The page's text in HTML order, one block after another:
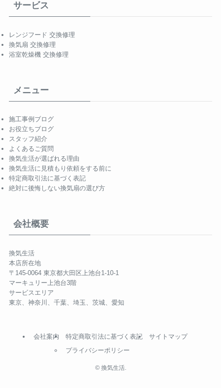
サービス
レンジフード 交換修理
換気扇 交換修理
浴室乾燥機 交換修理
メニュー
施工事例ブログ
お役立ちブログ
スタッフ紹介
よくあるご質問
換気生活が選ばれる理由
換気生活に見積もり依頼をする前に
特定商取引法に基づく表記
絶対に後悔しない換気扇の選び方
会社概要
換気生活
本店所在地
〒145-0064 東京都大田区上池台1-10-1
マーキュリー上池台3階
サービスエリア
東京、神奈川、千葉、埼玉、茨城、愛知
会社案内
特定商取引法に基づく表記
プライバシーポリシー
サイトマップ
©換気生活.